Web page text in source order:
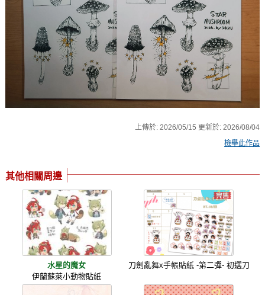
上傳於: 2026/05/15 更新於: 2026/08/04
檢舉此作品
其他相關周邊
水星的魔女
伊蘭蘇萊小動物貼紙
刀劍亂舞x手帳貼紙 -第二彈- 初選刀